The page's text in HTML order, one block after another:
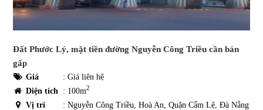
Đất Phước Lý, mặt tiền đường Nguyễn Công Triều cần bán
gấp
Giá : Giá liên hệ
Diện tích
: 100m2
Vị trí : Nguyễn Công Triều, Hoà An, Quận Cẩm Lệ, Đà Nẵng